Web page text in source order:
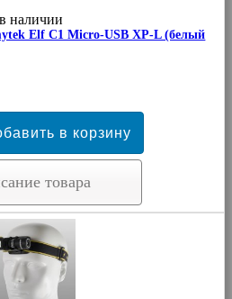
в наличии
Elf C1 Micro-USB XP-L (белый
товара